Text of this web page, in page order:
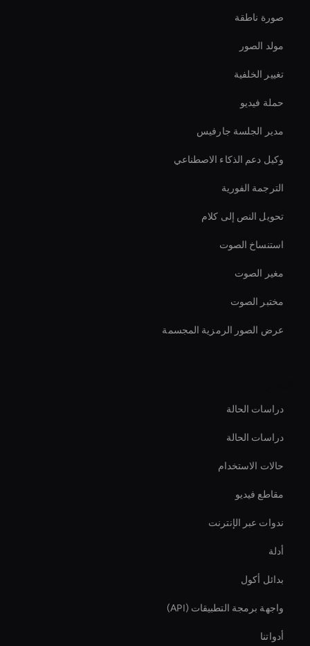
صورة ناطقة
مولد الصور
تغيير الخلفية
حملة فيديو
مدير الجلسة جارفيس
وكيل دعم الذكاء الاصطناعي
الترجمة الفورية
تحويل النص إلى كلام
استنساخ الصوت
مغير الصوت
مختبر الصوت
عرض الصور الرمزية المجسمة
دراسات الحالة
دراسات الحالة
حالات الاستخدام
مقاطع فيديو
ندوات عبر الإنترنت
أدلة
بدائل أكول
واجهة برمجة التطبيقات (API)
أدواتنا